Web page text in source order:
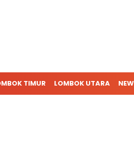
TIMUR LOMBOK UTARA